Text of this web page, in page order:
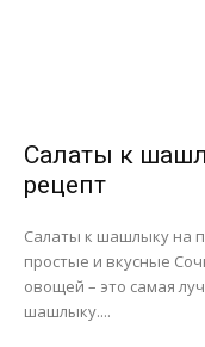
Салаты к
рецепт
Салаты к шашлыку на
простые и вкусные Сочный салат из свежих
овощей – это самая
шашлыку....